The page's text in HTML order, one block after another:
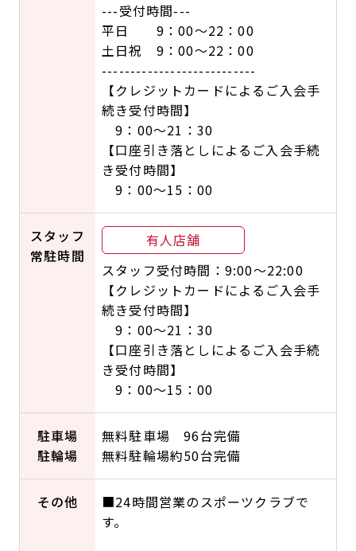
---受付時間---
平日 9：00～22：00
土日祝 9：00～22：00
---------------------------
【クレジットカードによるご入会手
続き受付時間】
9：00～21：30
【口座引き落としによるご入会手続
き受付時間】
9：00～15：00
スタッフ
常駐時間
有人店舗
スタッフ受付時間：9:00～22:00
【クレジットカードによるご入会手
続き受付時間】
9：00～21：30
【口座引き落としによるご入会手続
き受付時間】
9：00～15：00
駐車場
駐輪場
無料駐車場 96台完備
無料駐輪場約50台完備
その他
■24時間営業のスポーツクラブで
す。